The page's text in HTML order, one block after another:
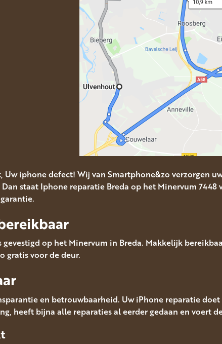
Uw iphone defect! Wij van Smartphone&zo verzorgen
staat Iphone reparatie Breda op het Minervum
gevestigd op het Minervum in Breda. Makkelijk
gratis voor de deur.
en betrouwbaarheid. Uw iPhone reparatie doet
heeft bijna alle reparaties al eerder gedaan en voert